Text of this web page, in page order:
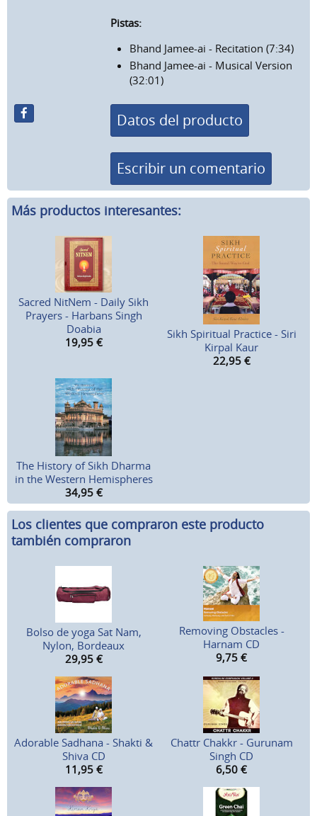
Pistas:
Bhand Jamee-ai - Recitation (7:34)
Bhand Jamee-ai - Musical Version
(32:01)
Datos del producto
Escribir un comentario
Más productos interesantes:
Sacred NitNem - Daily Sikh
Prayers - Harbans Singh
Doabia
19,95 €
Sikh Spiritual Practice - Siri
Kirpal Kaur
22,95 €
The History of Sikh Dharma
in the Western Hemispheres
34,95 €
Los clientes que compraron este producto
también compraron
Bolso de yoga Sat Nam,
Nylon, Bordeaux
29,95 €
Removing Obstacles -
Harnam CD
9,75 €
Adorable Sadhana - Shakti &
Shiva CD
11,95 €
Chattr Chakkr - Gurunam
Singh CD
6,50 €